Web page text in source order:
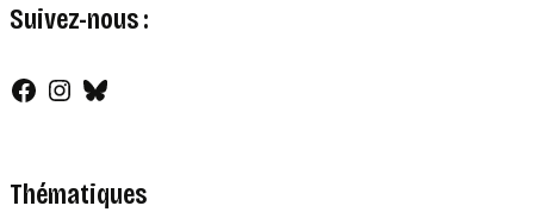
Suivez-nous :
Facebook
Instagram
Bluesky
Thématiques